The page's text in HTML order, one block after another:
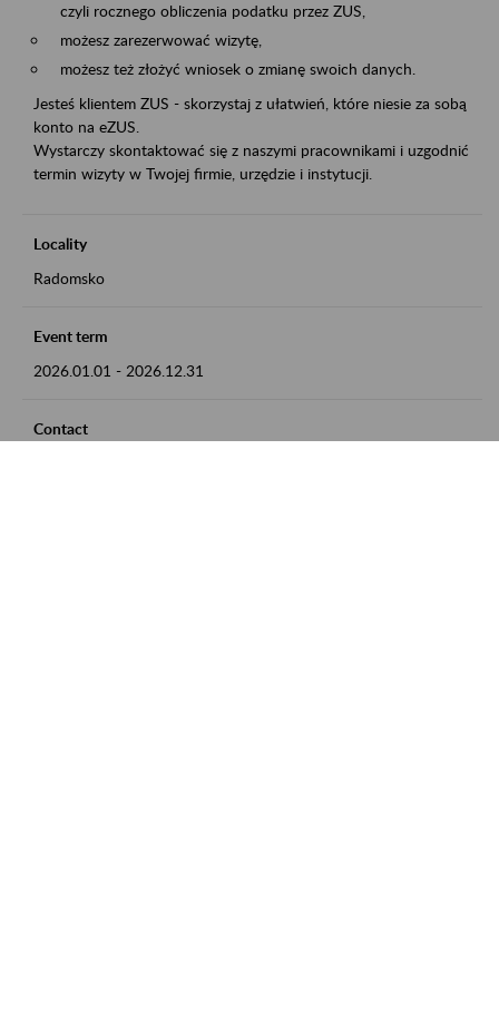
czyli rocznego obliczenia podatku przez ZUS,
możesz zarezerwować wizytę,
możesz też złożyć wniosek o zmianę swoich danych.
Jesteś klientem ZUS - skorzystaj z ułatwień, które niesie za sobą
konto na eZUS.
Wystarczy skontaktować się z naszymi pracownikami i uzgodnić
termin wizyty w Twojej firmie, urzędzie i instytucji.
Locality
Radomsko
Event term
2026.01.01 - 2026.12.31
Contact